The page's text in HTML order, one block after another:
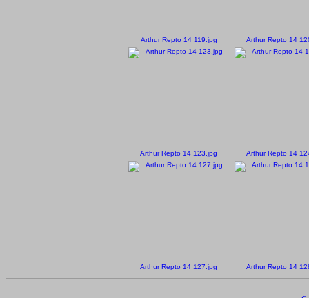
Arthur Repto 14 119.jpg Arthur Repto 14
Arthur Repto 14 123.jpg Arthur Repto 14
Arthur Repto 14 127.jpg Arthur Repto 14